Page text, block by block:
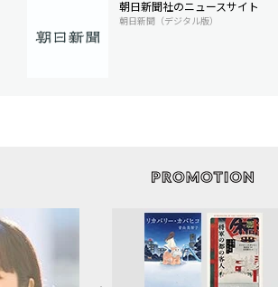
朝日新聞社のニュースサイト
朝日新聞（デジタル版）